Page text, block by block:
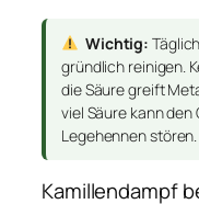
Wichtig:
gründlich reinigen.
die Säure greift
viel Säure kann
Legehennen stören.
Kamillendampf